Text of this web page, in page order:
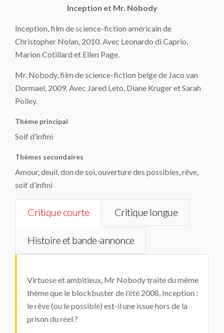
Inception et Mr. Nobody
Inception, film de science-fiction américain de
Christopher Nolan, 2010. Avec Leonardo di Caprio,
Marion Cotillard et Ellen Page.
Mr. Nobody, film de science-fiction belge de Jaco van
Dormael, 2009. Avec Jared Leto, Diane Kruger et Sarah
Polley.
Thème principal
Soif d’infini
Thèmes secondaires
Amour, deuil, don de soi, ouverture des possibles, rêve,
soif d’infini
Critique courte Critique longue
Histoire et bande-annonce
Virtuose et ambitieux, Mr Nobodytraite du même
thème que le blockbuster de l’été 2008, Inception :
le rêve (ou le possible) est-il une issue hors de la
prison du réel ?